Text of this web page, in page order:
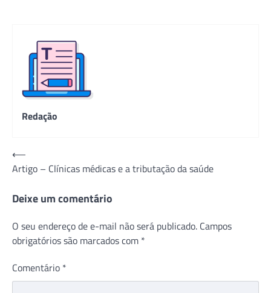
Redação
Navegação
de
Post
⟵
Artigo – Clínicas médicas e a tributação da saúde
Deixe um comentário
O seu endereço de e-mail não será publicado. Campos
obrigatórios são marcados com *
Comentário *